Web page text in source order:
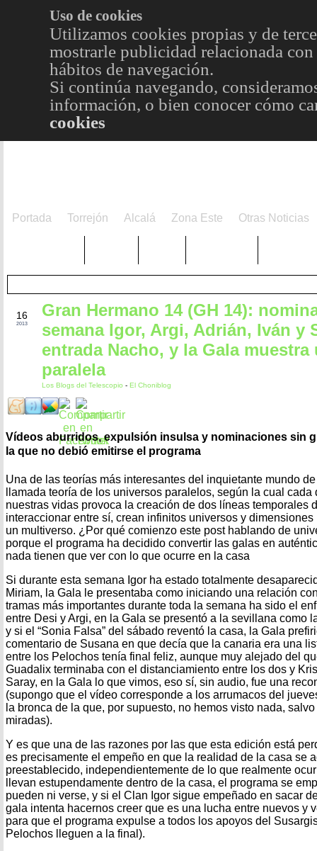
Uso de cookies
Utilizamos cookies propias y de
mostrarle publicidad relacionada
hábitos de navegación.
Si continúa navegando,
información, o bien conocer cómo
cookies
Portada Torrejón Alcalá Zona Este Otras Noticias
16
2013
Gran Hermano 14 (GH 14):
semana Igor, Argi, Adrián, Iván y
entrada Nacho, y la Gala muestra
paralela
Los Blogs del Telescopio - El Choniblog
Vídeos aburridos, expulsión insulsa y nominaciones sin
la que no debió emitirse el programa
Una de las teorías más interesantes del inquietante mundo
llamada teoría de los universos paralelos, según la cual
nuestras vidas provoca la creación de dos líneas temporales
interaccionar entre sí, crean infinitos universos y
un multiverso. ¿Por qué comienzo este post hablando de
porque el programa ha decidido convertir las galas en
nada tienen que ver con lo que ocurre en la casa
Si durante esta semana Igor ha estado totalmente
Miriam, la Gala le presentaba como iniciando una relación
tramas más importantes durante toda la semana ha sido el
entre Desi y Argi, en la Gala se presentó a la sevillana como
y si el “Sonia Falsa” del sábado reventó la casa, la Gala
comentario de Susana en que decía que la canaria era una
entre los Pelochos tenía final feliz, aunque muy alejado del
Guadalix terminaba con el distanciamiento entre los dos y
Saray, en la Gala lo que vimos, eso sí, sin audio, fue una
(supongo que el vídeo corresponde a los arrumacos del
la bronca de la que, por supuesto, no hemos visto nada,
miradas).
Y es que una de las razones por las que esta edición está
es precisamente el empeño en que la realidad de la casa se
preestablecido, independientemente de lo que realmente
llevan estupendamente dentro de la casa, el programa se
pueden ni verse, y si el Clan Igor sigue empeñado en sacar
gala intenta hacernos creer que es una lucha entre nuevos y
para que el programa expulse a todos los apoyos del
Pelochos lleguen a la final).